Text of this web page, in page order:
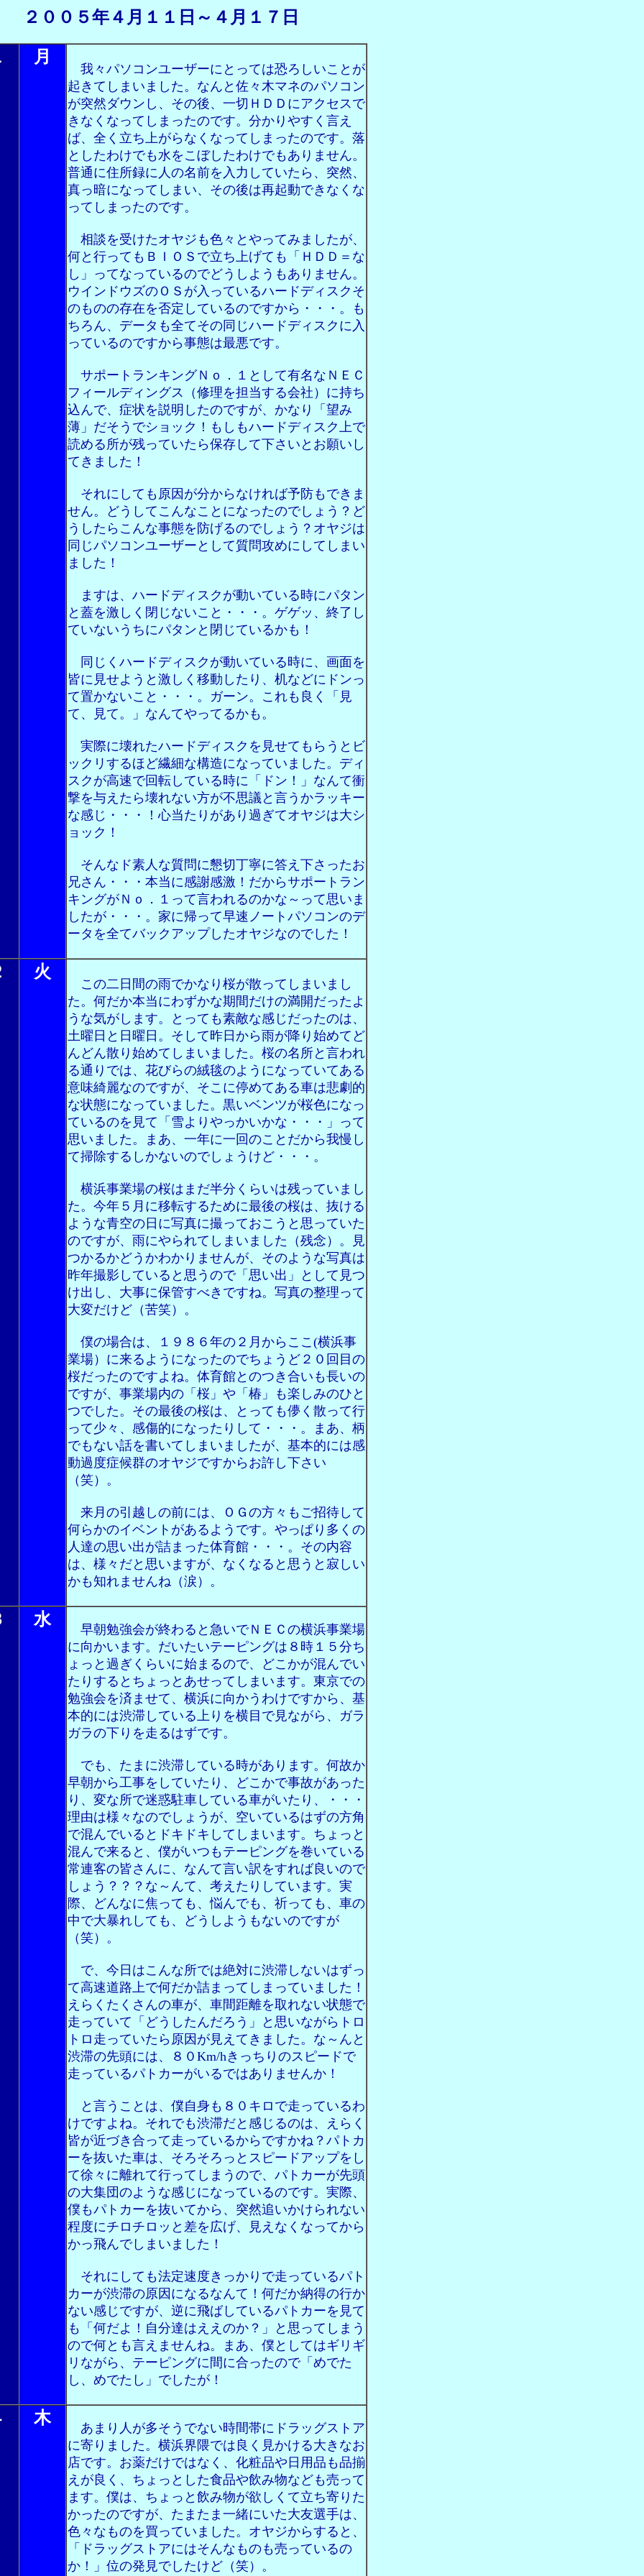
２００５年４月１１日～４月１７日
月
我々パソコンユーザーにとっては恐ろしいことが
起きてしまいました。なんと佐々木マネのパソコン
が突然ダウンし、その後、一切ＨＤＤにアクセスで
きなくなってしまったのです。分かりやすく言え
ば、全く立ち上がらなくなってしまったのです。落
としたわけでも水をこぼしたわけでもありません。
普通に住所録に人の名前を入力していたら、突然、
真っ暗になってしまい、その後は再起動できなくな
ってしまったのです。
相談を受けたオヤジも色々とやってみましたが、
何と行ってもＢＩＯＳで立ち上げても「ＨＤＤ＝な
し」ってなっているのでどうしようもありません。
ウインドウズのＯＳが入っているハードディスクそ
のものの存在を否定しているのですから・・・。も
ちろん、データも全てその同じハードディスクに入
っているのですから事態は最悪です。
サポートランキングＮｏ．１として有名なＮＥＣ
フィールディングス（修理を担当する会社）に持ち
込んで、症状を説明したのですが、かなり「望み
薄」だそうでショック！もしもハードディスク上で
読める所が残っていたら保存して下さいとお願いし
てきました！
それにしても原因が分からなければ予防もできま
せん。どうしてこんなことになったのでしょう？ど
うしたらこんな事態を防げるのでしょう？オヤジは
同じパソコンユーザーとして質問攻めにしてしまい
ました！
ますは、ハードディスクが動いている時にパタン
と蓋を激しく閉じないこと・・・。ゲゲッ、終了し
ていないうちにパタンと閉じているかも！
同じくハードディスクが動いている時に、画面を
皆に見せようと激しく移動したり、机などにドンっ
て置かないこと・・・。ガーン。これも良く「見
て、見て。」なんてやってるかも。
実際に壊れたハードディスクを見せてもらうとビ
ックリするほど繊細な構造になっていました。ディ
スクが高速で回転している時に「ドン！」なんて衝
撃を与えたら壊れない方が不思議と言うかラッキー
な感じ・・・！心当たりがあり過ぎてオヤジは大シ
ョック！
そんなド素人な質問に懇切丁寧に答え下さったお
兄さん・・・本当に感謝感激！だからサポートラン
キングがＮｏ．１って言われるのかな～って思いま
したが・・・。家に帰って早速ノートパソコンのデ
ータを全てバックアップしたオヤジなのでした！
火
この二日間の雨でかなり桜が散ってしまいまし
た。何だか本当にわずかな期間だけの満開だったよ
うな気がします。とっても素敵な感じだったのは、
土曜日と日曜日。そして昨日から雨が降り始めてど
んどん散り始めてしまいました。桜の名所と言われ
る通りでは、花びらの絨毯のようになっていてある
意味綺麗なのですが、そこに停めてある車は悲劇的
な状態になっていました。黒いベンツが桜色になっ
ているのを見て「雪よりやっかいかな・・・」って
思いました。まあ、一年に一回のことだから我慢し
て掃除するしかないのでしょうけど・・・。
横浜事業場の桜はまだ半分くらいは残っていまし
た。今年５月に移転するために最後の桜は、抜ける
ような青空の日に写真に撮っておこうと思っていた
のですが、雨にやられてしまいました（残念）。見
つかるかどうかわかりませんが、そのような写真は
昨年撮影していると思うので「思い出」として見つ
け出し、大事に保管すべきですね。写真の整理って
大変だけど（苦笑）。
僕の場合は、１９８６年の２月からここ(横浜事
業場）に来るようになったのでちょうど２０回目の
桜だったのですよね。体育館とのつき合いも長いの
ですが、事業場内の「桜」や「椿」も楽しみのひと
つでした。その最後の桜は、とっても儚く散って行
って少々、感傷的になったりして・・・。まあ、柄
でもない話を書いてしまいましたが、基本的には感
動過度症候群のオヤジですからお許し下さい
（笑）。
来月の引越しの前には、ＯＧの方々もご招待して
何らかのイベントがあるようです。やっぱり多くの
人達の思い出が詰まった体育館・・・。その内容
は、様々だと思いますが、なくなると思うと寂しい
かも知れませんね（涙）。
水
早朝勉強会が終わると急いでＮＥＣの横浜事業場
に向かいます。だいたいテーピングは８時１５分ち
ょっと過ぎくらいに始まるので、どこかが混んでい
たりするとちょっとあせってしまいます。東京での
勉強会を済ませて、横浜に向かうわけですから、基
本的には渋滞している上りを横目で見ながら、ガラ
ガラの下りを走るはずです。
でも、たまに渋滞している時があります。何故か
早朝から工事をしていたり、どこかで事故があった
り、変な所で迷惑駐車している車がいたり、・・・
理由は様々なのでしょうが、空いているはずの方角
で混んでいるとドキドキしてしまいます。ちょっと
混んで来ると、僕がいつもテーピングを巻いている
常連客の皆さんに、なんて言い訳をすれば良いので
しょう？？？な～んて、考えたりしています。実
際、どんなに焦っても、悩んでも、祈っても、車の
中で大暴れしても、どうしようもないのですが
（笑）。
で、今日はこんな所では絶対に渋滞しないはずっ
て高速道路上で何だか詰まってしまっていました！
えらくたくさんの車が、車間距離を取れない状態で
走っていて「どうしたんだろう」と思いながらトロ
トロ走っていたら原因が見えてきました。な～んと
渋滞の先頭には、８０Km/hきっちりのスピードで
走っているパトカーがいるではありませんか！
と言うことは、僕自身も８０キロで走っているわ
けですよね。それでも渋滞だと感じるのは、えらく
皆が近づき合って走っているからですかね？パトカ
ーを抜いた車は、そろそろっとスピードアップをし
て徐々に離れて行ってしまうので、パトカーが先頭
の大集団のような感じになっているのです。実際、
僕もパトカーを抜いてから、突然追いかけられない
程度にチロチロッと差を広げ、見えなくなってから
かっ飛んでしまいました！
それにしても法定速度きっかりで走っているパト
カーが渋滞の原因になるなんて！何だか納得の行か
ない感じですが、逆に飛ばしているパトカーを見て
も「何だよ！自分達はええのか？」と思ってしまう
ので何とも言えませんね。まあ、僕としてはギリギ
リながら、テーピングに間に合ったので「めでた
し、めでたし」でしたが！
木
あまり人が多そうでない時間帯にドラッグストア
に寄りました。横浜界隈では良く見かける大きなお
店です。お薬だけではなく、化粧品や日用品も品揃
えが良く、ちょっとした食品や飲み物なども売って
ます。僕は、ちょっと飲み物が欲しくて立ち寄りた
かったのですが、たまたま一緒にいた大友選手は、
色々なものを買っていました。オヤジからすると、
「ドラッグストアにはそんなものも売っているの
か！」位の発見でしたけど（笑）。